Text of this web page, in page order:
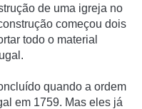
de uma igreja no
começou dois
todo o material
quando a ordem
em 1759. Mas eles já